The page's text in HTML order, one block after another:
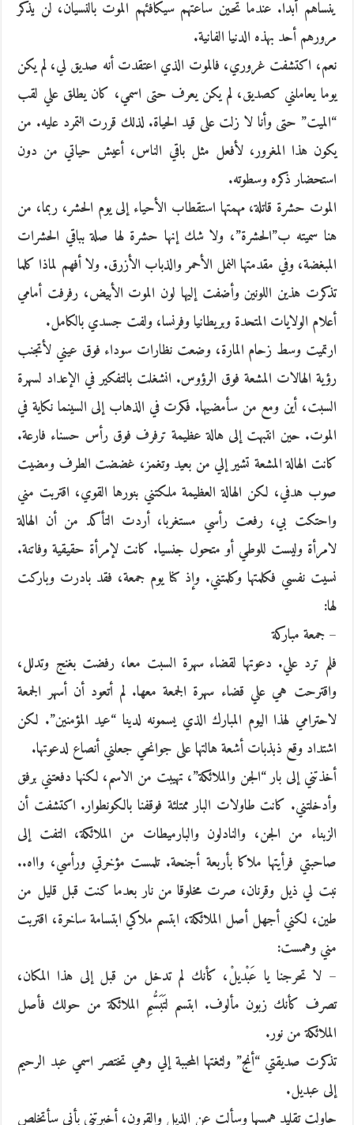
ينساهم أبدا. عندما تحين ساعتهم سيكافئهم الموت بالنسيان، لن يذكر
مرورهم أحد بهذه الدنيا الفانية.
نعم، اكتشفت غروري، فالموت الذي اعتقدت أنه صديق لي، لم يكن
يوما يعاملني كصديق، لم يكن يعرف حتى اسمي، كان يطلق علي لقب
“الميت” حتى وأنا لا زلت على قيد الحياة. لذلك قررت التمرد عليه. من
يكون هذا المغرور، لأفعل مثل باقي الناس، أعيش حياتي من دون
استحضار ذكره وسطوته.
الموت حشرة قاتلة، مهمتها استقطاب الأحياء إلى يوم الحشر، ربما، من
هنا سميته ب”الحشرة”، ولا شك إنها حشرة لها صلة بباقي الحشرات
المبغضة، وفي مقدمتها النمل الأحمر والذباب الأزرق. ولا أفهم لماذا كلما
تذكرت هذين اللونين وأضفت إليها لون الموت الأبيض، رفرفت أمامي
أعلام الولايات المتحدة وبريطانيا وفرنسا، ولفت جسدي بالكامل.
ارتميت وسط زحام المارة، وضعت نظارات سوداء فوق عيني لأتجنب
رؤية الهالات المشعة فوق الرؤوس. انشغلت بالتفكير في الإعداد لسهرة
السبت، أين ومع من سأمضيها. فكرت في الذهاب إلى السينما نكاية في
الموت. حين انتبهت إلى هالة عظيمة ترفرف فوق رأس حسناء فارعة.
كانت الهالة المشعة تشير إلي من بعيد وتغمز، غضضت الطرف ومضيت
صوب هدفي، لكن الهالة العظيمة ملكتني بنورها القوي، اقتربت مني
واحتكت بي، رفعت رأسي مستغربا، أردت التأكد من أن الهالة
لامرأة وليست للوطي أو متحول جنسيا. كانت لإمرأة حقيقية وفاتنة.
نسيت نفسي فكلمتها وكلمتني. وإذ كنا يوم جمعة، فقد بادرت وباركت
لها:
– جمعة مباركة
فلم ترد علي. دعوتها لقضاء سهرة السبت معا، رفضت بغنج وتدلل،
واقترحت هي علي قضاء سهرة الجمعة معها. لم أتعود أن أسهر الجمعة
لاحترامي لهذا اليوم المبارك الذي يسمونه لدينا “عيد المؤمنين”. لكن
اشتداد وقع ذبذبات أشعة هالتها على جوانحي جعلني أنصاع لدعوتها.
أخذتني إلى بار “الجن والملائكة”، تهيبت من الاسم، لكنها دفعتني برفق
وأدخلتني. كانت طاولات البار ممتلئة فوقفنا بالكونطوار. اكتشفت أن
الزبناء من الجن، والنادلون والبارميطات من الملائكة، التفت إلى
صاحبتي فرأيتها ملاكا بأربعة أجنحة. تلمست مؤخرتي ورأسي، وااه..
نبت لي ذيل وقرنان، صرت مخلوقا من نار بعدما كنت قبل قليل من
طين، لكني أجهل أصل الملائكة، ابتسم ملاكي ابتسامة ساخرة، اقتربت
مني وهمست:
– لا تحرجنا يا عَبْديلْ، كأنك لم تدخل من قبل إلى هذا المكان،
تصرف كأنك زبون مألوف. ابتسم لتَبَسُّمِ الملائكة من حولك فأصل
الملائكة من نور.
تذكرت صديقتي “أنج” ولثغتها المحببة إلي وهي تختصر اسمي عبد الرحيم
إلى عبديل.
حاولت تقليد همسها وسألت عن الذيل والقرون، أخبرتني بأني سأتخلص